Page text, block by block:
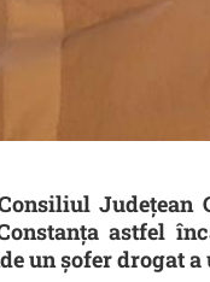
Județean
astfel
un șofer drogat